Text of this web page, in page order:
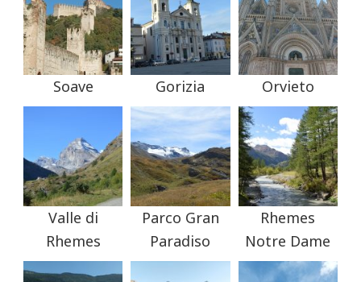
Soave Gorizia Orvieto
Valle di
Rhemes
Parco Gran
Paradiso
Rhemes
Notre Dame